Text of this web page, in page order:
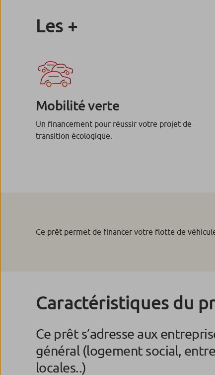
Les +
Mobilité verte
Un financement pour réussir votre projet de
transition écologique.
Ce prêt permet de financer votre flotte de
Caractéristiques du
Ce prêt s’adresse aux
général (logement social,
locales..)